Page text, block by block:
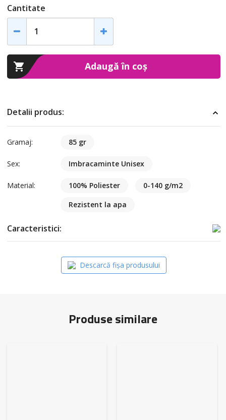
Cantitate
Adaugă în coș
Detalii produs:
Gramaj: 85 gr
Sex: Imbracaminte Unisex
Material: 100% Poliester
0-140 g/m2
Rezistent la apa
Caracteristici:
Descarcă fișa produsului
Produse similare